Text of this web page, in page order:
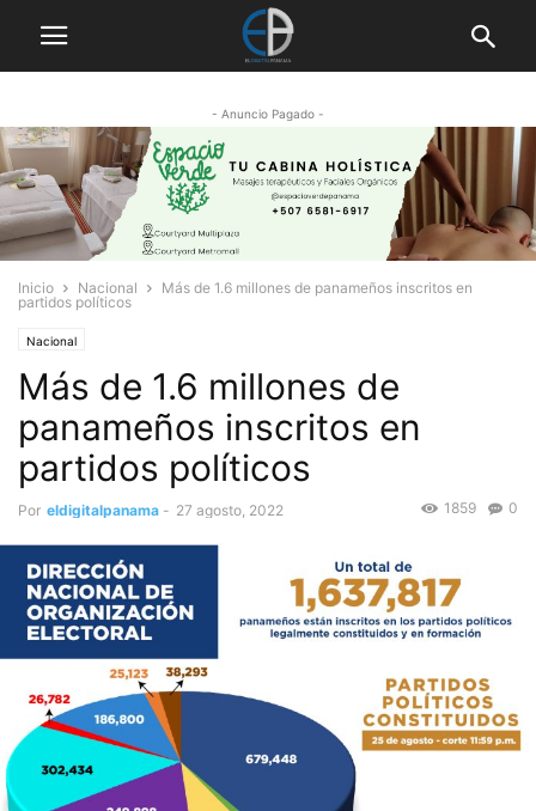
- Anuncio Pagado -
Inicio Nacional
Más de 1.6 millones de panameños inscritos en
partidos políticos
Nacional
Más de 1.6 millones de
panameños inscritos en
partidos políticos
Por eldigitalpanama - 27 agosto, 2022 0
1859